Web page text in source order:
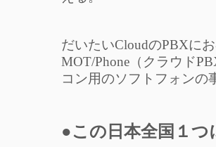
だいたいCloudのPBXに
MOT/Phone（クラウド
コン用のソフトフォンの
●この日本全国１